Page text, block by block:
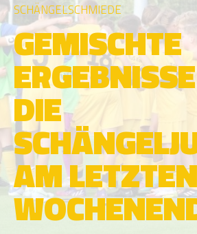
SCHÄNGELSCHMIEDE
GEMISCHTE
DIE
AM LETZTEN